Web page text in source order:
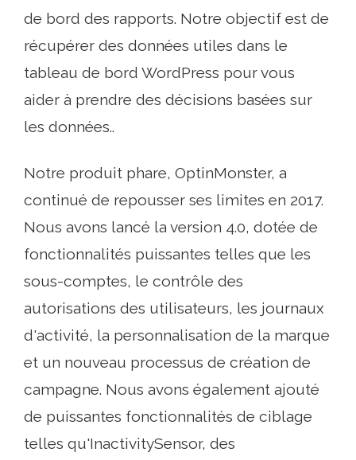
de bord des rapports. Notre objectif est de
récupérer des données utiles dans le
tableau de bord WordPress pour vous
aider à prendre des décisions basées sur
les données..
Notre produit phare, OptinMonster, a
continué de repousser ses limites en 2017.
Nous avons lancé la version 4.0, dotée de
fonctionnalités puissantes telles que les
sous-comptes, le contrôle des
autorisations des utilisateurs, les journaux
d'activité, la personnalisation de la marque
et un nouveau processus de création de
campagne. Nous avons également ajouté
de puissantes fonctionnalités de ciblage
telles qu'InactivitySensor, des